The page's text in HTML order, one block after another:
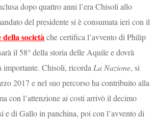
dopo quattro anni l’era Chisoli allo
del presidente si è consumata ieri con il
societàche certifica l’avvento di Philip
il 58° della storia delle Aquile e dovrà
importante. Chisoli, ricorda La Nazione, si
2017 e nel suo percorso ha contribuito alla
con l’attenzione ai costi arrivò il decimo
e di Gallo in panchina, poi con l’avvento di